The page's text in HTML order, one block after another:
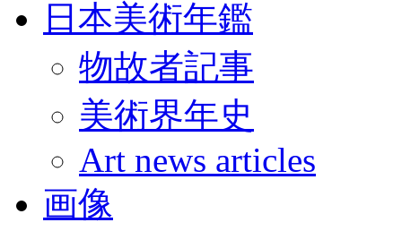
日本美術年鑑
物故者記事
美術界年史
Art news articles
画像